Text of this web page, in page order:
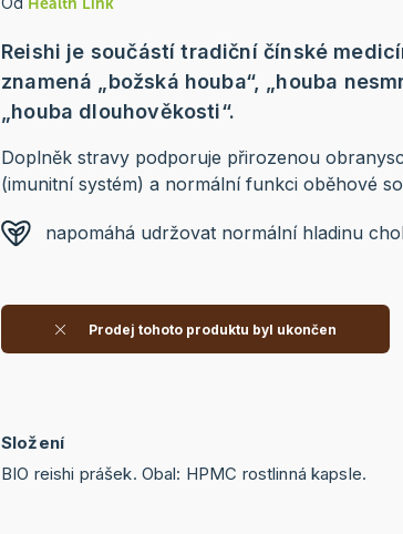
Health Link
Reishi je součástí tradiční čínské
znamená „božská houba“, „houba
„houba dlouhověkosti“.
Doplněk stravy podporuje přirozenou
(imunitní systém) a normální funkci oběhové
napomáhá udržovat normální hladinu
Prodej tohoto produktu byl ukončen
Složení
BIO reishi prášek. Obal: HPMC rostlinná kapsle.